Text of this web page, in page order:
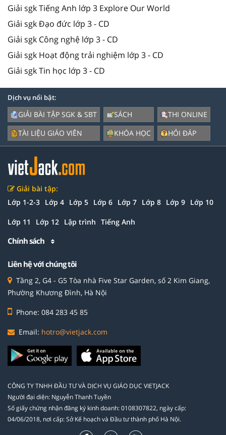
Giải sgk Tiếng Anh lớp 3 Explore Our World
Giải sgk Đạo đức lớp 3 - CD
Giải sgk Công nghệ lớp 3 - CD
Giải sgk Hoạt động trải nghiệm lớp 3 - CD
Giải sgk Tin học lớp 3 - CD
Dịch vụ nổi bật:
GIẢI BÀI TẬP SGK & SBT
TÀI LIỆU GIÁO VIÊN
SÁCH
KHÓA HỌC
THI ONLINE
HỎI ĐÁP
Giải bài tập:
Lớp 1-2-3 Lớp 4 Lớp 5 Lớp 6 Lớp 7 Lớp 8 Lớp 9 Lớp 10
Lớp 11 Lớp 12 Lập trình Tiếng Anh
Chính sách
Liên hệ với chúng tôi
Tầng 2, G4 - G5 Tòa nhà Five Star Garden, số 2 Kim Giang,
Phường Khương Đình, Hà Nội
Phone: 084 283 45 85
Email: hotro@vietjack.com
CÔNG TY TNHH ĐẦU TƯ VÀ DỊCH VỤ GIÁO DỤC VIETJACK
Người đại diện: Nguyễn Thanh Tuyền
Số giấy chứng nhận đăng ký kinh doanh: 0108307822, ngày cấp:
04/06/2018, nơi cấp: Sở Kế hoạch và Đầu tư thành phố Hà Nội.